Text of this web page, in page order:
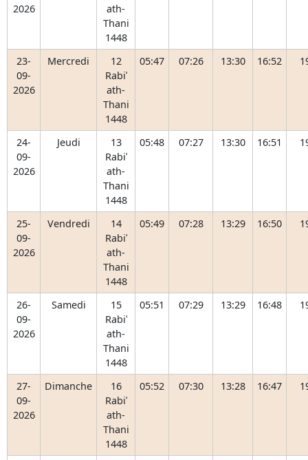
2026
ath-
Thani
1448
23-
09-
2026
Mercredi
12
Rabiʿ
ath-
Thani
1448
05:47 07:26 13:30 16:52
24-
09-
2026
Jeudi
13
Rabiʿ
ath-
Thani
1448
05:48 07:27 13:30 16:51
25-
09-
2026
Vendredi
14
Rabiʿ
ath-
Thani
1448
05:49 07:28 13:29 16:50
26-
09-
2026
Samedi
15
Rabiʿ
ath-
Thani
1448
05:51 07:29 13:29 16:48
27-
09-
2026
Dimanche
16
Rabiʿ
ath-
Thani
1448
05:52 07:30 13:28 16:47